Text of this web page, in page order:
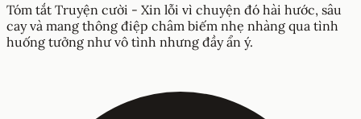
Tóm tắt Truyện cười - Xin lỗi vì chuyện đó hài hước, sâu
cay và mang thông điệp châm biếm nhẹ nhàng qua tình
huống tưởng như vô tình nhưng đầy ẩn ý.